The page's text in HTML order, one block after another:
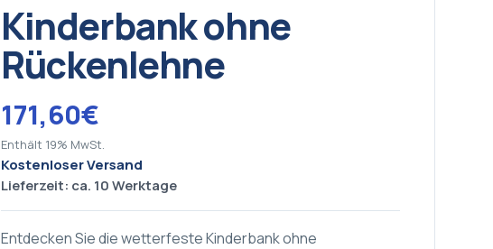
Kinderbank ohne
Rückenlehne
171,60€
Enthält 19% MwSt.
Kostenloser Versand
Lieferzeit: ca. 10 Werktage
Entdecken Sie die wetterfeste Kinderbank ohne